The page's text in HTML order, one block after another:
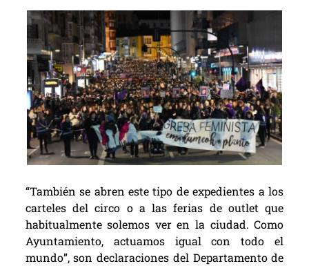
“También se abren este tipo de expedientes a los
carteles del circo o a las ferias de outlet que
habitualmente solemos ver en la ciudad. Como
Ayuntamiento, actuamos igual con todo el
mundo”, son declaraciones del Departamento de